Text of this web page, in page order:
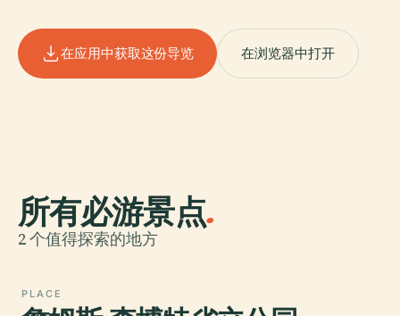
在应用中获取这份导览 在浏览器中打开
所有必游景点.
2 个值得探索的地方
PLACE